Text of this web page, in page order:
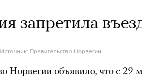
запретила
Источник: Правительство Норвегии
Норвегии объявило, что с 29